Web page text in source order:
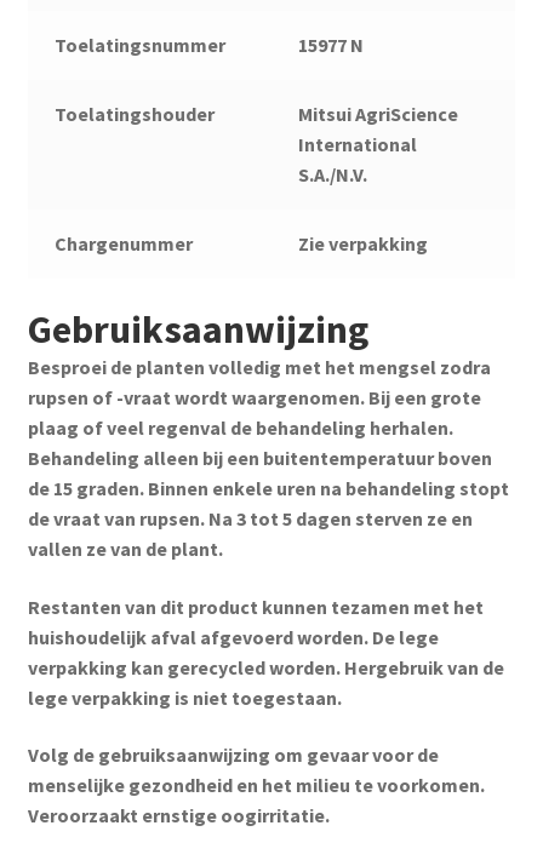
Toelatingsnummer 15977 N
Toelatingshouder
Mitsui AgriScience
International
S.A./N.V.
Chargenummer Zie verpakking
Gebruiksaanwijzing
Besproei de planten volledig met het mengsel zodra
rupsen of -vraat wordt waargenomen. Bij een grote
plaag of veel regenval de behandeling herhalen.
Behandeling alleen bij een buitentemperatuur boven
de 15 graden. Binnen enkele uren na behandeling stopt
de vraat van rupsen. Na 3 tot 5 dagen sterven ze en
vallen ze van de plant.
Restanten van dit product kunnen tezamen met het
huishoudelijk afval afgevoerd worden. De lege
verpakking kan gerecycled worden. Hergebruik van de
lege verpakking is niet toegestaan.
Volg de gebruiksaanwijzing om gevaar voor de
menselijke gezondheid en het milieu te voorkomen.
Veroorzaakt ernstige oogirritatie.